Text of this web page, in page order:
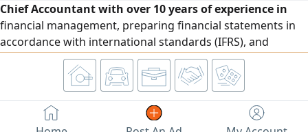
Chief Accountant with over 10 years of experience in
financial management, preparing financial statements in
accordance with international standards (IFRS), and
managing tax filings (ZATCA & VAT). I have a high level of
skill in managing collection operations in both the public
and private sectors, improving cash flows, and integrating
accounting systems (ERP) such as Daftera, Qoyod, Wafq,
NetSuite, FOODICS, and XERO.